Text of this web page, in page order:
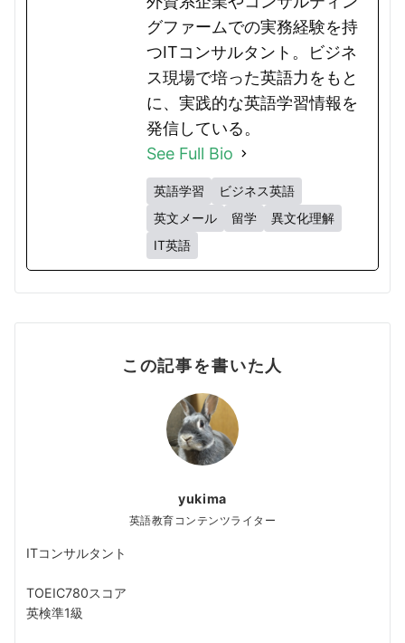
グファームでの実務経験を持
つITコンサルタント。ビジネ
ス現場で培った英語力をもと
に、実践的な英語学習情報を
発信している。
See Full Bio
英語学習
ビジネス英語
英文メール
留学
異文化理解
IT英語
この記事を書いた人
yukima
英語教育コンテンツライター
ITコンサルタント
TOEIC780スコア
英検準1級